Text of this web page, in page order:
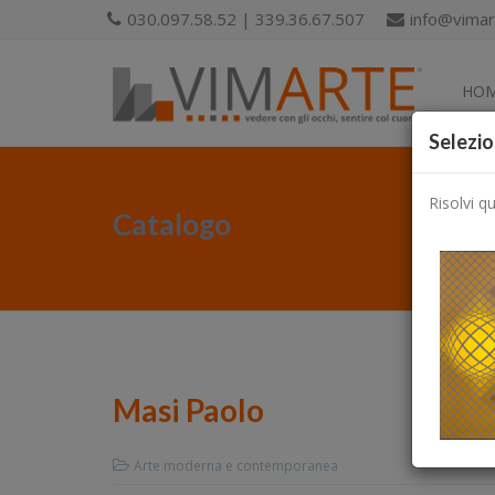
030.097.58.52 | 339.36.67.507
Catalogo
Masi Paolo
Arte moderna e contemporanea
Risolvi